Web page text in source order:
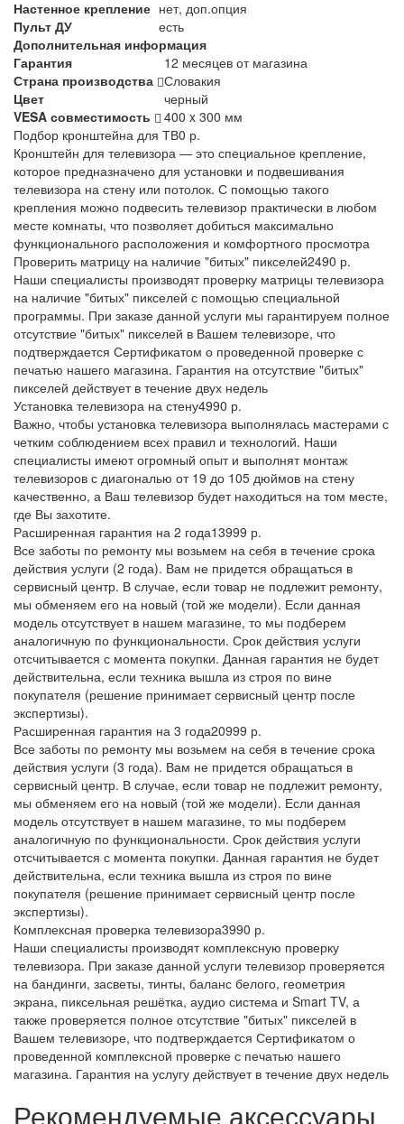
Настенное крепление нет, доп.опция
Пульт ДУ
есть
Дополнительная информация
Гарантия
12 месяцев от магазина
Страна производства Словакия
Цвет
черный
VESA совместимость
400 x 300 мм
Подбор кронштейна для ТВ0 р.
Кронштейн для телевизора — это специальное крепление,
которое предназначено для установки и подвешивания
телевизора на стену или потолок. С помощью такого
крепления можно подвесить телевизор практически в любом
месте комнаты, что позволяет добиться максимально
функционального расположения и комфортного просмотра
Проверить матрицу на наличие "битых" пикселей2490 р.
Наши специалисты производят проверку матрицы телевизора
на наличие "битых" пикселей с помощью специальной
программы. При заказе данной услуги мы гарантируем полное
отсутствие "битых" пикселей в Вашем телевизоре, что
подтверждается Сертификатом о проведенной проверке с
печатью нашего магазина. Гарантия на отсутствие "битых"
пикселей действует в течение двух недель
Установка телевизора на стену4990 р.
Важно, чтобы установка телевизора выполнялась мастерами с
четким соблюдением всех правил и технологий. Наши
специалисты имеют огромный опыт и выполнят монтаж
телевизоров с диагональю от 19 до 105 дюймов на стену
качественно, а Ваш телевизор будет находиться на том месте,
где Вы захотите.
Расширенная гарантия на 2 года13999 р.
Все заботы по ремонту мы возьмем на себя в течение срока
действия услуги (2 года). Вам не придется обращаться в
сервисный центр. В случае, если товар не подлежит ремонту,
мы обменяем его на новый (той же модели). Если данная
модель отсутствует в нашем магазине, то мы подберем
аналогичную по функциональности. Срок действия услуги
отсчитывается с момента покупки. Данная гарантия не будет
действительна, если техника вышла из строя по вине
покупателя (решение принимает сервисный центр после
экспертизы).
Расширенная гарантия на 3 года20999 р.
Все заботы по ремонту мы возьмем на себя в течение срока
действия услуги (3 года). Вам не придется обращаться в
сервисный центр. В случае, если товар не подлежит ремонту,
мы обменяем его на новый (той же модели). Если данная
модель отсутствует в нашем магазине, то мы подберем
аналогичную по функциональности. Срок действия услуги
отсчитывается с момента покупки. Данная гарантия не будет
действительна, если техника вышла из строя по вине
покупателя (решение принимает сервисный центр после
экспертизы).
Комплексная проверка телевизора3990 р.
Наши специалисты производят комплексную проверку
телевизора. При заказе данной услуги телевизор проверяется
на бандинги, засветы, тинты, баланс белого, геометрия
экрана, пиксельная решётка, аудио система и Smart TV, а
также проверяется полное отсутствие "битых" пикселей в
Вашем телевизоре, что подтверждается Сертификатом о
проведенной комплексной проверке с печатью нашего
магазина. Гарантия на услугу действует в течение двух недель
Рекомендуемые аксессуары